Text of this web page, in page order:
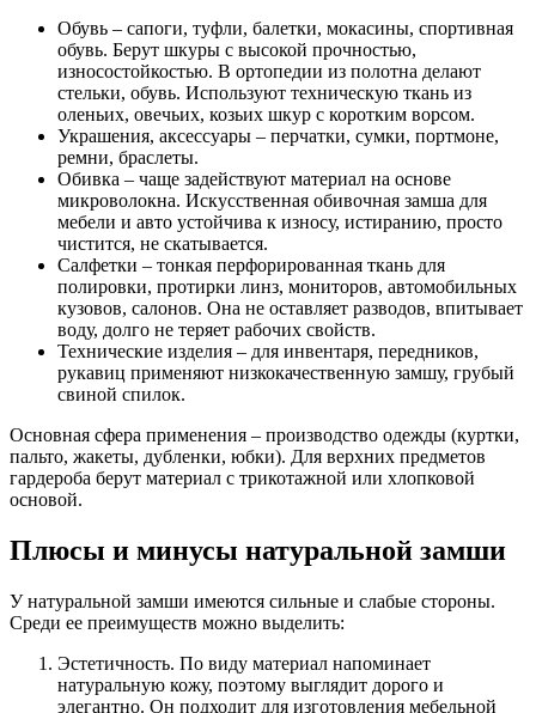
Обувь – сапоги, туфли, балетки, мокасины, спортивная
обувь. Берут шкуры с высокой прочностью,
износостойкостью. В ортопедии из полотна делают
стельки, обувь. Используют техническую ткань из
оленьих, овечьих, козьих шкур с коротким ворсом.
Украшения, аксессуары – перчатки, сумки, портмоне,
ремни, браслеты.
Обивка – чаще задействуют материал на основе
микроволокна. Искусственная обивочная замша для
мебели и авто устойчива к износу, истиранию, просто
чистится, не скатывается.
Салфетки – тонкая перфорированная ткань для
полировки, протирки линз, мониторов, автомобильных
кузовов, салонов. Она не оставляет разводов, впитывает
воду, долго не теряет рабочих свойств.
Технические изделия – для инвентаря, передников,
рукавиц применяют низкокачественную замшу, грубый
свиной спилок.
Основная сфера применения – производство одежды (куртки,
пальто, жакеты, дубленки, юбки). Для верхних предметов
гардероба берут материал с трикотажной или хлопковой
основой.
Плюсы и минусы натуральной замши
У натуральной замши имеются сильные и слабые стороны.
Среди ее преимуществ можно выделить:
Эстетичность. По виду материал напоминает
натуральную кожу, поэтому выглядит дорого и
элегантно. Он подходит для изготовления мебельной